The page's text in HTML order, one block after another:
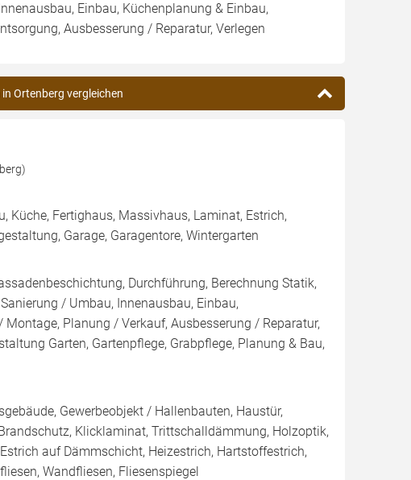
Einbau, Küchenplanung & Einbau,
Ausbesserung / Reparatur, Verlegen
Ortenberg vergleichen
Küche, Fertighaus, Massivhaus, Laminat, Estrich,
Garage, Garagentore, Wintergarten
Durchführung, Berechnung Statik,
/ Umbau, Innenausbau, Einbau,
Planung / Verkauf, Ausbesserung / Reparatur,
Garten, Gartenpflege, Grabpflege, Planung & Bau,
Gewerbeobjekt / Hallenbauten, Haustür,
Klicklaminat, Trittschalldämmung, Holzoptik,
auf Dämmschicht, Heizestrich, Hartstoffestrich,
Wandfliesen, Fliesenspiegel